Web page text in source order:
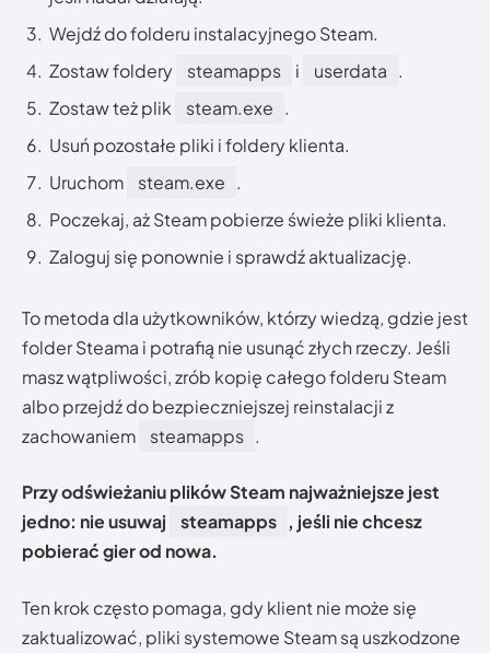
Wejdź do folderu instalacyjnego Steam.
Zostaw foldery
steamapps i userdata .
Zostaw też plik
steam.exe .
Usuń pozostałe pliki i foldery klienta.
Uruchom
steam.exe .
Poczekaj, aż Steam pobierze świeże pliki klienta.
Zaloguj się ponownie i sprawdź aktualizację.
To metoda dla użytkowników, którzy wiedzą, gdzie jest
folder Steama i potrafią nie usunąć złych rzeczy. Jeśli
masz wątpliwości, zrób kopię całego folderu Steam
albo przejdź do bezpieczniejszej reinstalacji z
zachowaniem
steamapps .
Przy odświeżaniu plików Steam najważniejsze jest
jedno: nie usuwaj
steamapps , jeśli nie chcesz
pobierać gier od nowa.
Ten krok często pomaga, gdy klient nie może się
zaktualizować, pliki systemowe Steam są uszkodzone